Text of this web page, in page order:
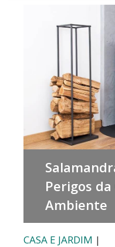
Perigos
Ambiente
CASA E JARDIM |